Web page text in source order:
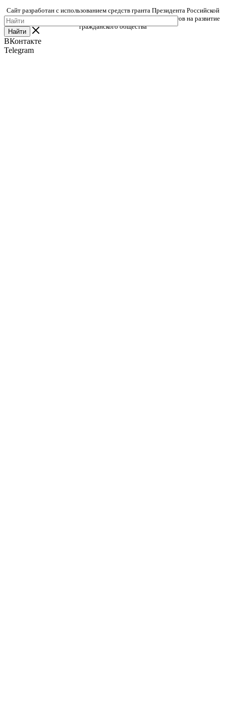
Сайт разработан с использованием средств гранта Президента Российской
Федерации, предоставленного Фондом президентских грантов на развитие
гражданского общества
Найти
ВКонтакте
Telegram